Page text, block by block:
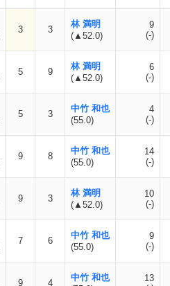
3 3
林 満明
(▲52.0)
9
(-)
5 9
林 満明
(▲52.0)
6
(-)
5 3
中竹 和也
(55.0)
4
(-)
9 8
中竹 和也
(55.0)
14
(-)
9 3
林 満明
(▲52.0)
10
(-)
7 6
中竹 和也
(55.0)
9
(-)
9 4
中竹 和也
13